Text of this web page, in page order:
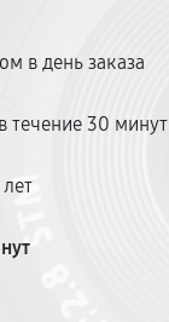
в день заказа
в течение 30 минут